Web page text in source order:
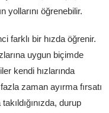
yollarını öğrenebilir.
farklı bir hızda öğrenir.
uygun biçimde
kendi hızlarında
zaman ayırma fırsatı
durup